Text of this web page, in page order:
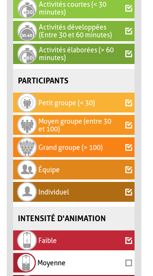
Activités courtes (< 30
minutes)
Activités développées
(Entre 30 et 60 minutes)
Activités élaborées (> 60
minutes)
PARTICIPANTS
Petit groupe (< 30)
Moyen groupe (entre 30
et 100)
Grand groupe (> 100)
Équipe
Individuel
INTENSITÉ D'ANIMATION
Faible
Moyenne